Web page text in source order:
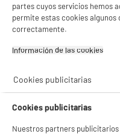
Características
Tipo de producto
Utilización
partes cuyos servicios hemos
permite estas cookies
correctamente.
Información de las cookies‎
Cookies publicitarias
Cookies publicitarias
Nuestros partners